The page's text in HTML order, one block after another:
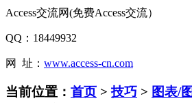
Access交流网(免费Access交流）
QQ：18449932
网 址： www.access-cn.com
当前位置： 首页 >技巧 > 图表/